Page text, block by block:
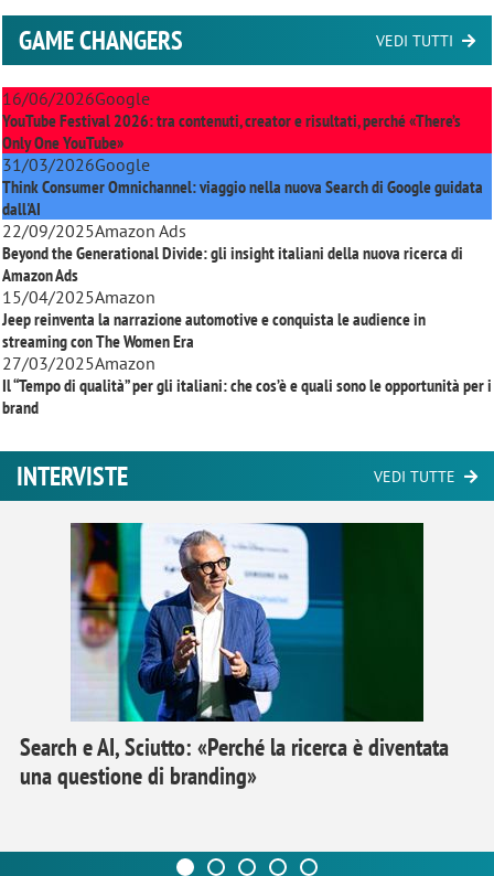
GAME CHANGERS VEDI TUTTI
16/06/2026Google
YouTube Festival 2026: tra contenuti, creator e risultati, perché «There’s
Only One YouTube»
31/03/2026Google
Think Consumer Omnichannel: viaggio nella nuova Search di Google guidata
dall'AI
22/09/2025Amazon Ads
Beyond the Generational Divide: gli insight italiani della nuova ricerca di
Amazon Ads
15/04/2025Amazon
Jeep reinventa la narrazione automotive e conquista le audience in
streaming conThe Women Era
27/03/2025Amazon
Il “Tempo di qualità” per gli italiani: che cos’è e quali sono le opportunità per i
brand
INTERVISTE VEDI TUTTE
Search e AI, Sciutto: «Perché la ricerca è diventata
una questione di branding»